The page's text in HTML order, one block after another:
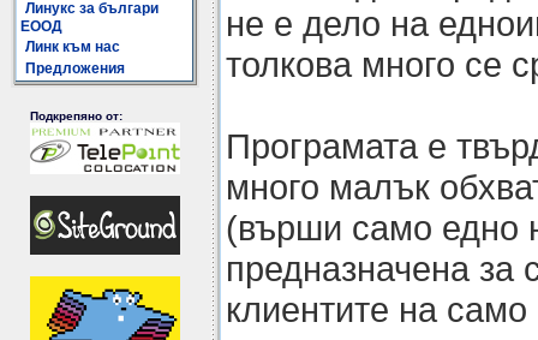
Линукс за българи
ЕООД
Линк към нас
Предложения
Подкрепяно от:
не е дело на
толкова много се
Програмата е
много малък
(върши само едно
предназначена за
клиентите на